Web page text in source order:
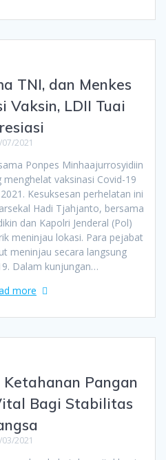
TNI, dan Menkes
Vaksin, LDII Tuai
2021
Ponpes Minhaajurrosyidiin
menghelat vaksinasi Covid-19
Kesuksesan perhelatan ini
Hadi Tjahjanto, bersama
dan Kapolri Jenderal (Pol)
meninjau lokasi. Para pejabat
meninjau secara langsung
Dalam kunjungan…
more
Ketahanan Pangan
Bagi Stabilitas
2021